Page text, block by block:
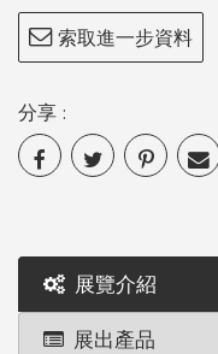
索取進一步資料
分享 :
展覽介紹
展出產品